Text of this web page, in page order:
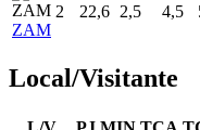
ZAM
2 22,6 2,5 4,5
Local/Visitante